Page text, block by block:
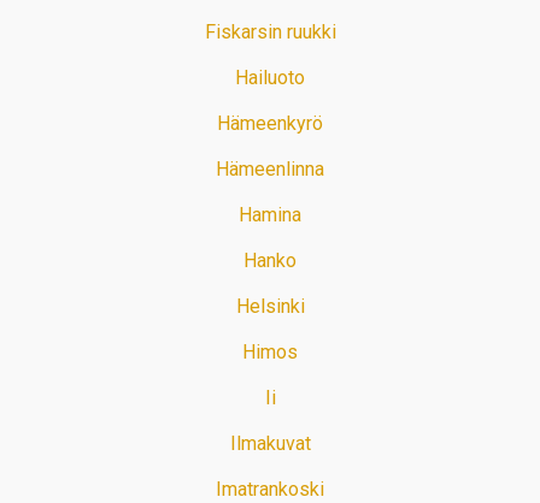
Fiskarsin ruukki
Hailuoto
Hämeenkyrö
Hämeenlinna
Hamina
Hanko
Helsinki
Himos
Ii
Ilmakuvat
Imatrankoski